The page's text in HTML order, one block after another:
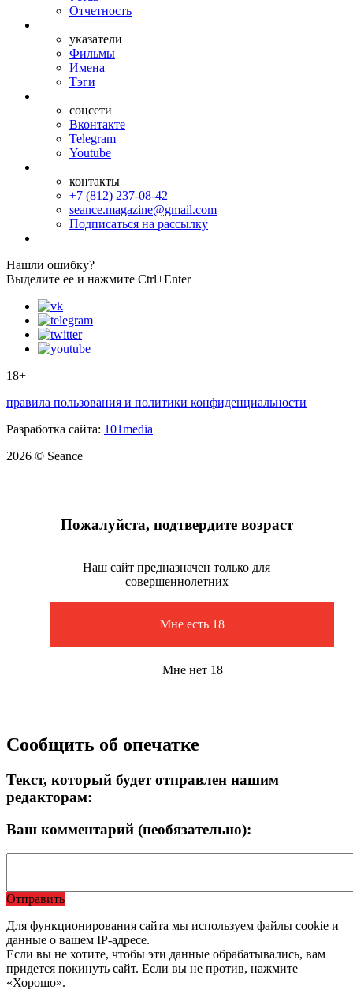
Отчетность
указатели
Фильмы
Имена
Тэги
соцсети
Вконтакте
Telegram
Youtube
контакты
+7 (812) 237-08-42
seance.magazine@gmail.com
Подписаться на рассылку
Нашли ошибку?
Выделите ее и нажмите Ctrl+Enter
18+
правила пользования и политики конфиденциальности
Разработка сайта: 101media
2026 © Seance
Пожалуйста, подтвердите возраст
Наш сайт предназначен только для
совершеннолетних
Мне есть 18
Мне нет 18
Сообщить об опечатке
Текст, который будет отправлен нашим
редакторам:
Ваш комментарий (необязательно):
Отправить
Для функционирования сайта мы используем файлы cookie и
данные о вашем IP-адресе.
Если вы не хотите, чтобы эти данные обрабатывались, вам
придется покинуть сайт. Если вы не против, нажмите
«Хорошо».